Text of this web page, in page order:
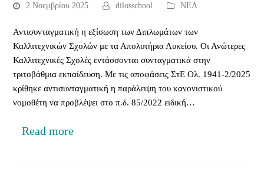
2 Νοεμβρίου 2025 dilosschool ΝΕΑ
Αντισυνταγματική η εξίσωση των Διπλωμάτων των
Καλλιτεχνικών Σχολών με τα Απολυτήρια Λυκείου. Οι Ανώτερες
Καλλιτεχνικές Σχολές εντάσσονται συνταγματικά στην
τριτοβάθμια εκπαίδευση. Με τις αποφάσεις ΣτΕ Ολ. 1941-2/2025
κρίθηκε αντισυνταγματική η παράλειψη του κανονιστικού
νομοθέτη να προβλέψει στο π.δ. 85/2022 ειδική…
Read more